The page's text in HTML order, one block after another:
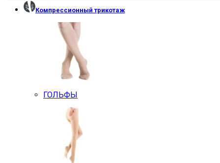
Компрессионный трикотаж
ГОЛЬФЫ